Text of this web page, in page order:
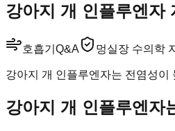
강아지 개 인플루엔
호흡기 Q&A 멍실장 수의학
강아지 개 인플루엔자는 전염성이
강아지 개 인플루엔자